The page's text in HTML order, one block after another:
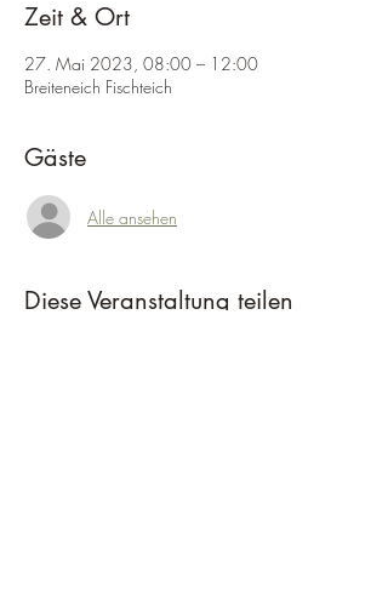
Zeit & Ort
27. Mai 2023, 08:00 – 12:00
Breiteneich Fischteich
Gäste
Alle ansehen
Diese Veranstaltung teilen